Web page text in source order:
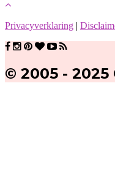
Privacyverklaring |
© 2005 -